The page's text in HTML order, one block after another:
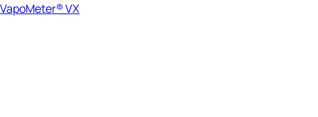
VapoMeter® VX